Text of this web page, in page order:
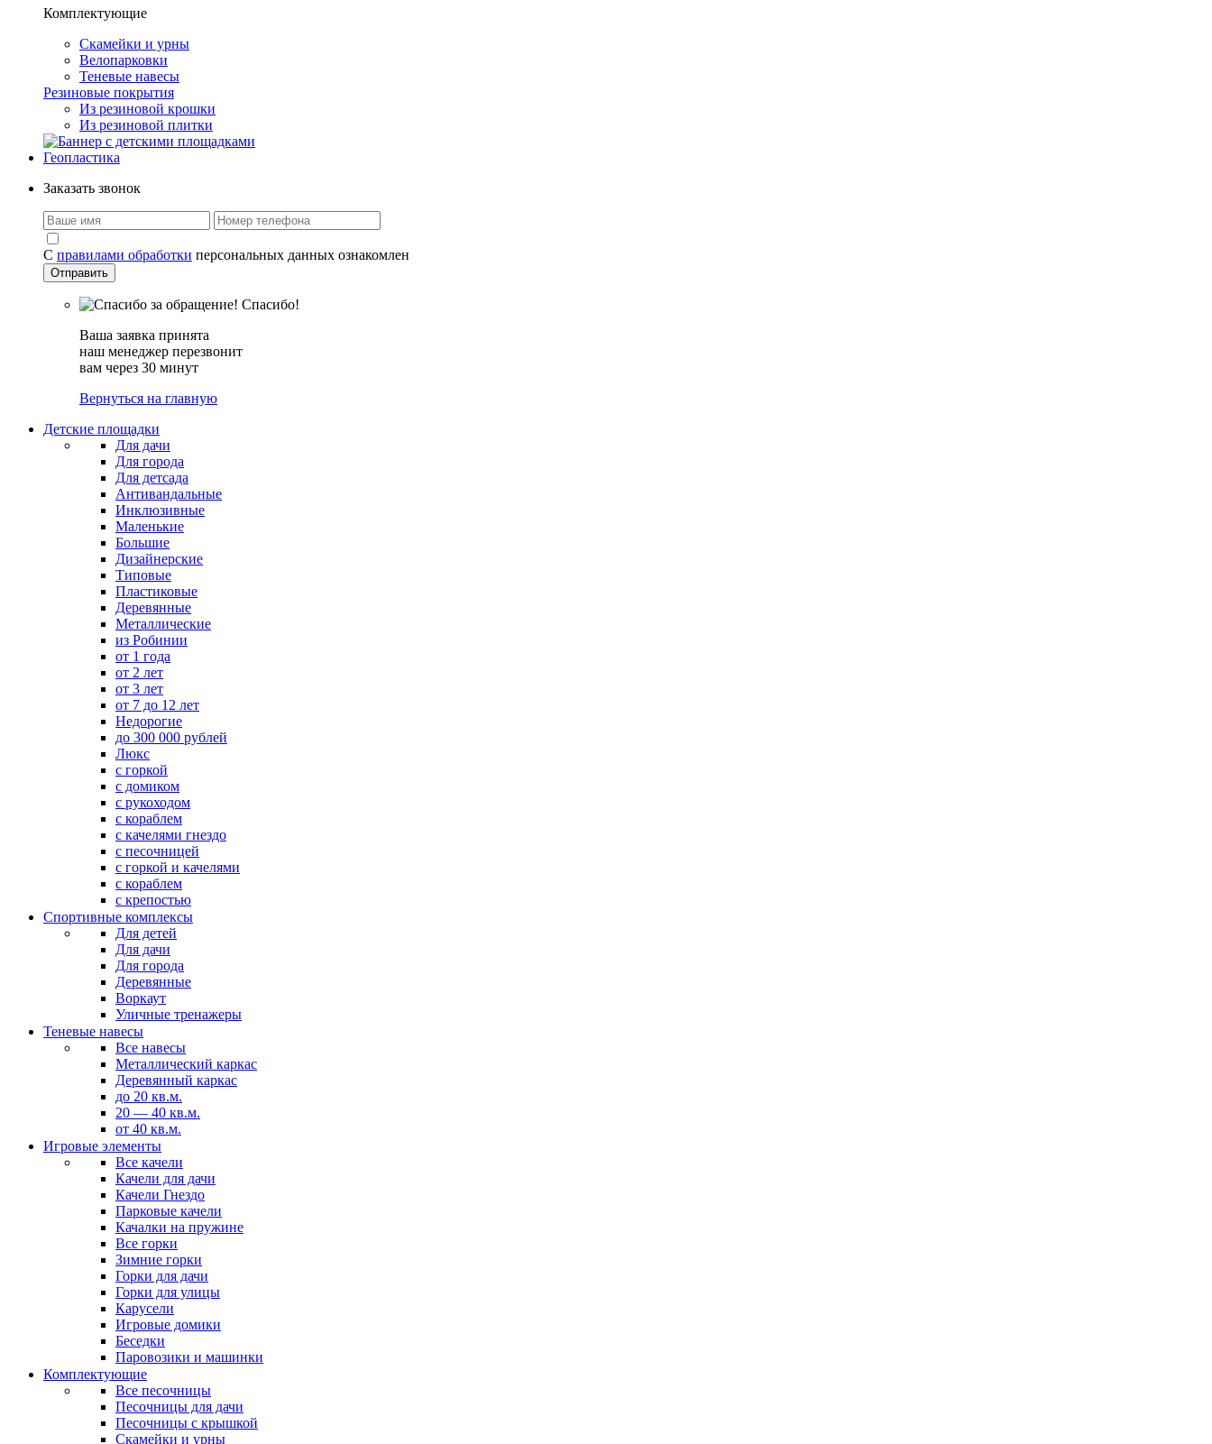
Комплектующие
Скамейки и урны
Велопарковки
Теневые навесы
Резиновые покрытия
Из резиновой крошки
Из резиновой плитки
Геопластика
Заказать звонок
С правилами обработки персональных данных ознакомлен
Спасибо!
Ваша заявка принята
наш менеджер перезвонит
вам через 30 минут
Вернуться на главную
Детские площадки
Для дачи
Для города
Для детсада
Антивандальные
Инклюзивные
Маленькие
Большие
Дизайнерские
Типовые
Пластиковые
Деревянные
Металлические
из Робинии
от 1 года
от 2 лет
от 3 лет
от 7 до 12 лет
Недорогие
до 300 000 рублей
Люкс
с горкой
с домиком
с рукоходом
с кораблем
с качелями гнездо
с песочницей
с горкой и качелями
с кораблем
с крепостью
Спортивные комплексы
Для детей
Для дачи
Для города
Деревянные
Воркаут
Уличные тренажеры
Теневые навесы
Все навесы
Металлический каркас
Деревянный каркас
до 20 кв.м.
20 — 40 кв.м.
от 40 кв.м.
Игровые элементы
Все качели
Качели для дачи
Качели Гнездо
Парковые качели
Качалки на пружине
Все горки
Зимние горки
Горки для дачи
Горки для улицы
Карусели
Игровые домики
Беседки
Паровозики и машинки
Комплектующие
Все песочницы
Песочницы для дачи
Песочницы с крышкой
Скамейки и урны